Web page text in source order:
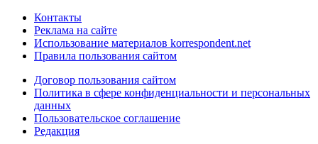
Контакты
Реклама на сайте
Использование материалов korrespondent.net
Правила пользования сайтом
Договор пользования сайтом
Политика в сфере конфиденциальности и персональных
данных
Пользовательское соглашение
Редакция